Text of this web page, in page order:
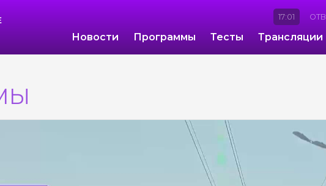
17:01 ОТВ
Новости Программы Тесты Трансляции